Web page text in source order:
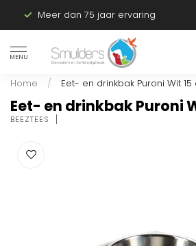
Meer dan 75 jaar ervaring
MENU
Home / Eet- en drinkbak Puroni Wit 15
Eet- en drinkbak Puroni
BEEZTEES